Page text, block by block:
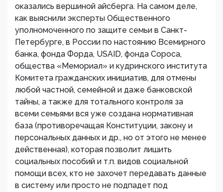
оказались вершиной айсберга. На самом деле,
как выяснили эксперты Общественного
уполномоченного по защите семьи в Санкт-
Петербурге, в России по настоянию Всемирного
банка, фонда Форда, USAID, фонда Сороса,
общества «Мемориал» и кудринского института
Комитета гражданских инициатив, для отмены
любой частной, семейной и даже банковской
тайны, а также для тотального контроля за
всеми семьями вся уже создана нормативная
база (противоречащая Конституции, закону и
персональных данных и др., но от этого не менее
действенная), которая позволит лишить
социальных пособий и т.п. видов социальной
помощи всех, кто не захочет передавать данные
в систему или просто не подпадет под